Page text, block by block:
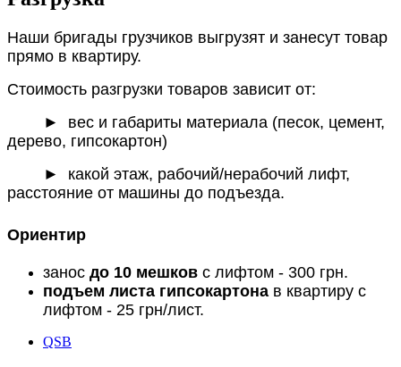
Наши бригады грузчиков выгрузят и занесут товар
прямо в квартиру.
Стоимость разгрузки товаров зависит от:
►
вес и габариты материала (песок, цемент,
дерево, гипсокартон)
► какой этаж, рабочий/нерабочий лифт,
расстояние от машины до подъезда.
Ориентир
занос до 10 мешков с лифтом - 300 грн.
подъем листа гипсокартона в квартиру с
лифтом - 25 грн/лист.
QSB